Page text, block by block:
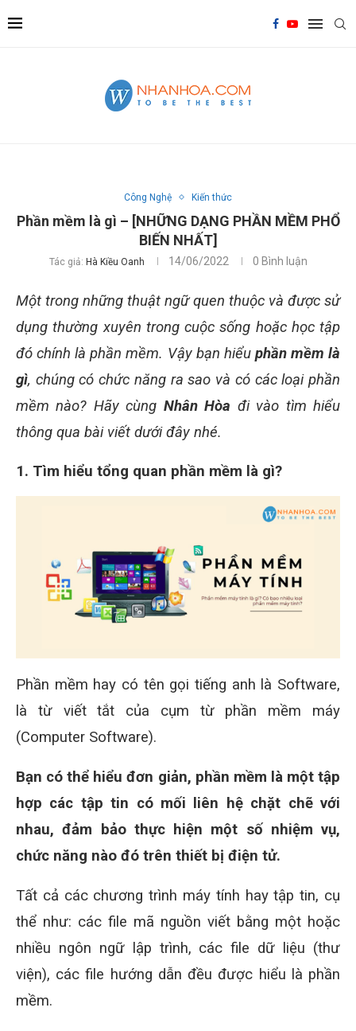
Công Nghệ Kiến thức
Phần mềm là gì – [NHỮNG DẠNG PHẦN MỀM PHỔ
BIẾN NHẤT]
Tác giả: Hà Kiều Oanh 14/06/2022 0 Bình luận
Một trong những thuật ngữ quen thuộc và được sử
dụng thường xuyên trong cuộc sống hoặc học tập
đó chính là phần mềm. Vậy bạn hiểu phần mềm là
gì, chúng có chức năng ra sao và có các loại phần
mềm nào? Hãy cùng Nhân Hòa đi vào tìm hiểu
thông qua bài viết dưới đây nhé.
1. Tìm hiểu tổng quan phần mềm là gì?
Phần mềm hay có tên gọi tiếng anh là Software,
là từ viết tắt của cụm từ phần mềm máy
(Computer Software).
Bạn có thể hiểu đơn giản, phần mềm là một tập
hợp các tập tin có mối liên hệ chặt chẽ với
nhau, đảm bảo thực hiện một số nhiệm vụ,
chức năng nào đó trên thiết bị điện tử.
Tất cả các chương trình máy tính hay tập tin, cụ
thể như: các file mã nguồn viết bằng một hoặc
nhiều ngôn ngữ lập trình, các file dữ liệu (thư
viện), các file hướng dẫn đều được hiểu là phần
mềm.